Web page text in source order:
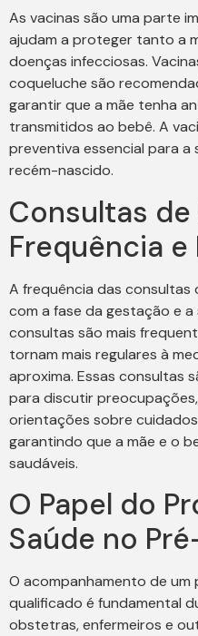
As vacinas são uma parte
ajudam a proteger tanto a
doenças infecciosas.
coqueluche são
garantir que a mãe tenha
transmitidos ao bebê. A
preventiva essencial para
recém-nascido.
Consultas
Frequência
A frequência das
com a fase da gestação e a
consultas são mais
tornam mais regulares à
aproxima. Essas consultas
para discutir
orientações sobre
garantindo que a mãe e o
saudáveis.
O Papel do
Saúde no
O acompanhamento de um
qualificado é fundamental
obstetras, enfermeiros e